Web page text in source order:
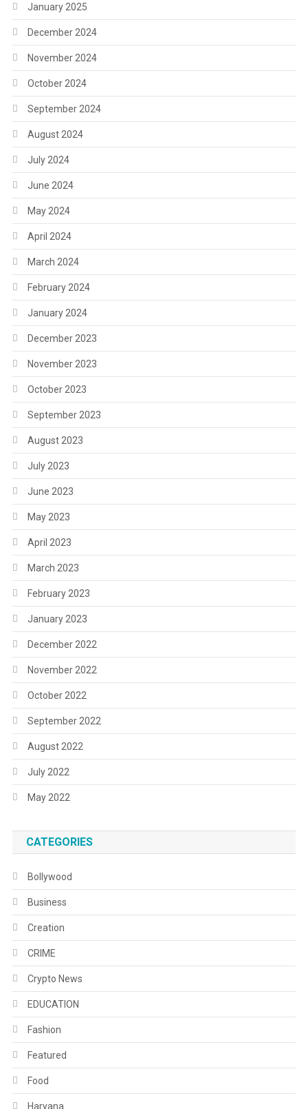
January 2025
December 2024
November 2024
October 2024
September 2024
August 2024
July 2024
June 2024
May 2024
April 2024
March 2024
February 2024
January 2024
December 2023
November 2023
October 2023
September 2023
August 2023
July 2023
June 2023
May 2023
April 2023
March 2023
February 2023
January 2023
December 2022
November 2022
October 2022
September 2022
August 2022
July 2022
May 2022
CATEGORIES
Bollywood
Business
Creation
CRIME
Crypto News
EDUCATION
Fashion
Featured
Food
Haryana